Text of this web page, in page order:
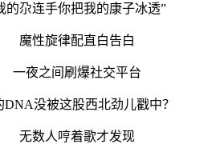
的尕连手你把我的康子冰透”
魔性旋律配直白告白
一夜之间刷爆社交平台
DNA没被这股西北劲儿戳中？
无数人哼着歌才发现